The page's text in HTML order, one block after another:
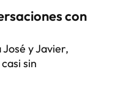
con
y Javier,
sin